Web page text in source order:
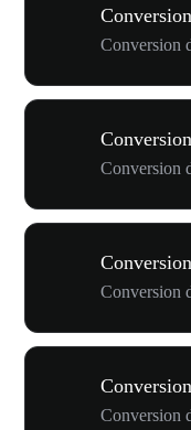
Conversion
Conversion
Conversion